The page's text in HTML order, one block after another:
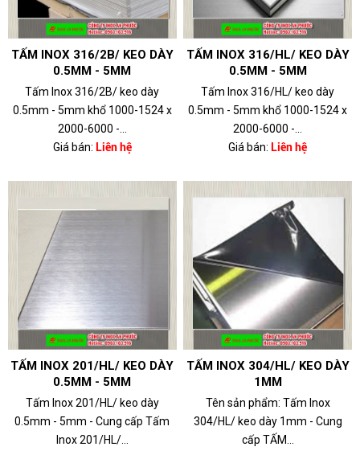
TẤM INOX 316/2B/ KEO DÀY
0.5MM - 5MM
Tấm Inox 316/2B/ keo dày
0.5mm - 5mm khổ 1000-1524 x
2000-6000 -...
Giá bán: Liên hệ
TẤM INOX 316/HL/ KEO DÀY
0.5MM - 5MM
Tấm Inox 316/HL/ keo dày
0.5mm - 5mm khổ 1000-1524 x
2000-6000 -...
Giá bán: Liên hệ
TẤM INOX 201/HL/ KEO DÀY
0.5MM - 5MM
Tấm Inox 201/HL/ keo dày
0.5mm - 5mm - Cung cấp Tấm
Inox 201/HL/...
TẤM INOX 304/HL/ KEO DÀY
1MM
Tên sản phẩm: Tấm Inox
304/HL/ keo dày 1mm - Cung
cấp TẤM...